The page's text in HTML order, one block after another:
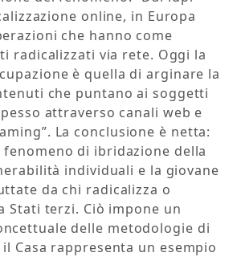
online, in Europa
che hanno come
radicalizzati via rete. Oggi la
è quella di arginare la
che puntano ai soggetti
attraverso canali web e
La conclusione è netta:
fenomeno di ibridazione della
individuali e la giovane
da chi radicalizza o
Stati terzi. Ciò impone un
delle metodologie di
Casa rappresenta un esempio